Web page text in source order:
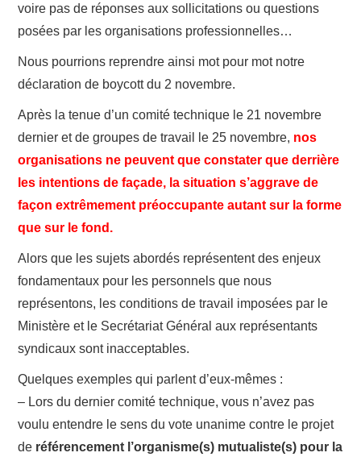
voire pas de réponses aux sollicitations ou questions
posées par les organisations professionnelles…
Nous pourrions reprendre ainsi mot pour mot notre
déclaration de boycott du 2 novembre.
Après la tenue d’un comité technique le 21 novembre
dernier et de groupes de travail le 25 novembre, nos
organisations ne peuvent que constater que derrière
les intentions de façade, la situation s’aggrave de
façon extrêmement préoccupante autant sur la forme
que sur le fond.
Alors que les sujets abordés représentent des enjeux
fondamentaux pour les personnels que nous
représentons, les conditions de travail imposées par le
Ministère et le Secrétariat Général aux représentants
syndicaux sont inacceptables.
Quelques exemples qui parlent d’eux-mêmes :
– Lors du dernier comité technique, vous n’avez pas
voulu entendre le sens du vote unanime contre le projet
de référencement l’organisme(s) mutualiste(s) pour la